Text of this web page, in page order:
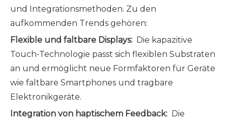
und Integrationsmethoden. Zu den
aufkommenden Trends gehören:
Flexible und faltbare Displays: Die kapazitive
Touch-Technologie passt sich flexiblen Substraten
an und ermöglicht neue Formfaktoren für Geräte
wie faltbare Smartphones und tragbare
Elektronikgeräte.
Integration von haptischem Feedback: Die